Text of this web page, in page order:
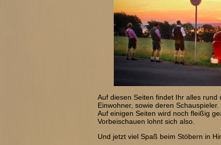
Auf diesen Seiten findet Ihr alles
Einwohner, sowie deren Schauspieler.
Auf einigen Seiten wird noch fleißig
Vorbeischauen lohnt sich also.
Und jetzt viel Spaß beim Stöbern in